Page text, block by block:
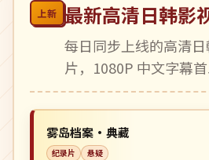
上新 最新高清日韩影
每日同步上线的高清
片，1080P 中文字幕
美国
热播
雾岛档案·典藏
纪录片 悬疑